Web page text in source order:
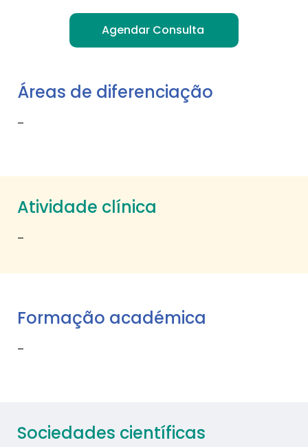
Agendar Consulta
Áreas de diferenciação
–
Atividade clínica
–
Formação académica
–
Sociedades científicas